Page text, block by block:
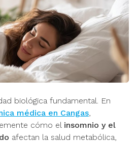
biológica fundamental. En
médica en Cangas,
cómo el insomnio y el
afectan la salud metabólica,